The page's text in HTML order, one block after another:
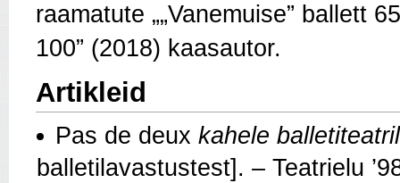
raamatute „„Vanemuise” ballett
100” (2018) kaasautor.
Artikleid
Pas de deux kahele
balletilavastustest]. – Teatrielu